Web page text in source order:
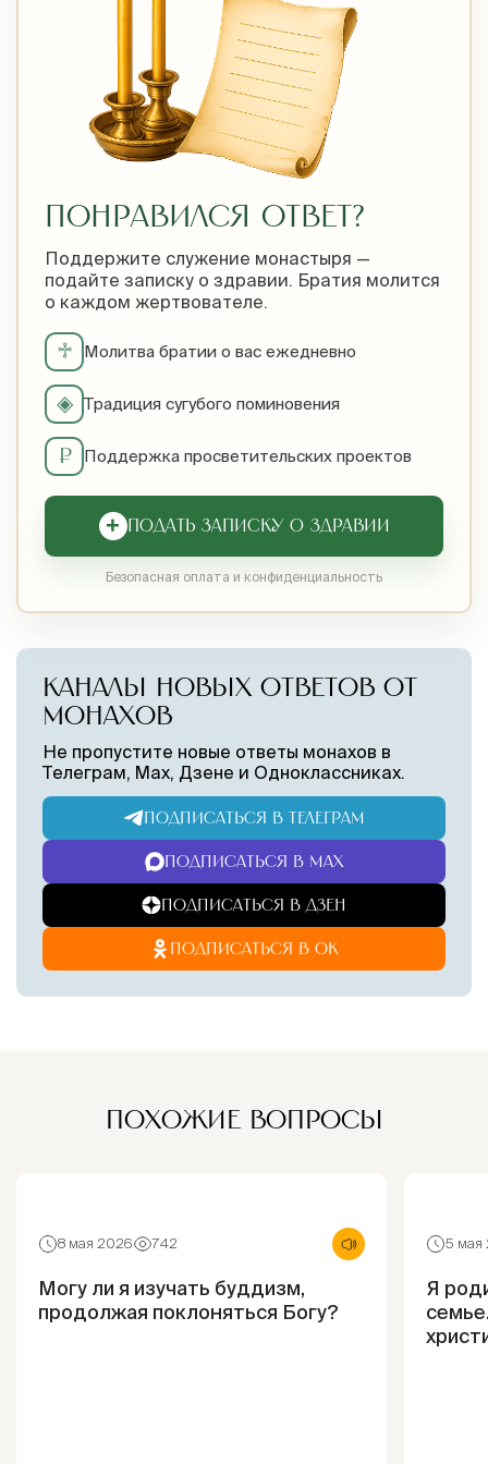
ПОНРАВИЛСЯ ОТВЕТ?
Поддержите служение монастыря —
подайте записку о здравии. Братия молится
о каждом жертвователе.
♱ Молитва братии о вас ежедневно
◈ Традиция сугубого поминовения
₽ Поддержка просветительских проектов
+ ПОДАТЬ ЗАПИСКУ О ЗДРАВИИ
Безопасная оплата и конфиденциальность
КАНАЛЫ НОВЫХ ОТВЕТОВ ОТ
МОНАХОВ
Не пропустите новые ответы монахов в
Телеграм, Max, Дзене и Одноклассниках.
ПОДПИСАТЬСЯ В ТЕЛЕГРАМ
ПОДПИСАТЬСЯ В MAX
ПОДПИСАТЬСЯ В ДЗЕН
ПОДПИСАТЬСЯ В ОК
ПОХОЖИЕ ВОПРОСЫ
8 мая 2026 742
Могу ли я изучать буддизм,
продолжая поклоняться Богу?
5 мая
Я